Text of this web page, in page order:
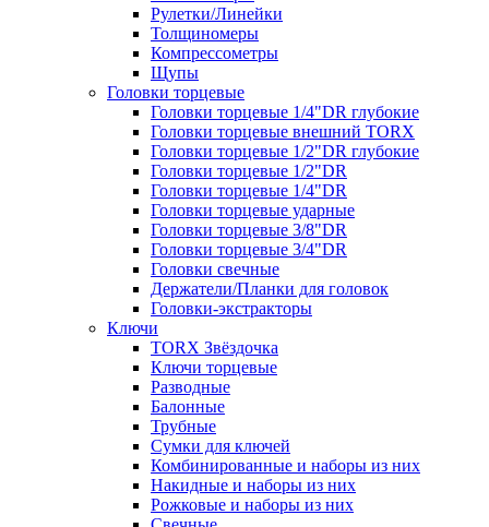
Рулетки/Линейки
Толщиномеры
Компрессометры
Щупы
Головки торцевые
Головки торцевые 1/4"DR глубокие
Головки торцевые внешний TORX
Головки торцевые 1/2"DR глубокие
Головки торцевые 1/2"DR
Головки торцевые 1/4"DR
Головки торцевые ударные
Головки торцевые 3/8"DR
Головки торцевые 3/4"DR
Головки свечные
Держатели/Планки для головок
Головки-экстракторы
Ключи
TORX Звёздочка
Ключи торцевые
Разводные
Балонные
Трубные
Сумки для ключей
Комбинированные и наборы из них
Накидные и наборы из них
Рожковые и наборы из них